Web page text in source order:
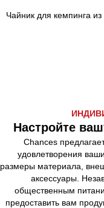
Чайник для кемпинга
Настройте
Chances
удовлетворения
размеры материала,
аксессуары.
общественным
предоставить вам